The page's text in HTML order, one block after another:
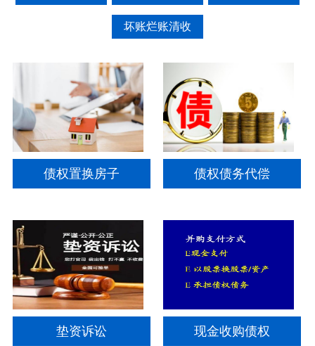
坏账烂账清收
债权置换房子 债权债务代偿
垫资诉讼 现金收购债权